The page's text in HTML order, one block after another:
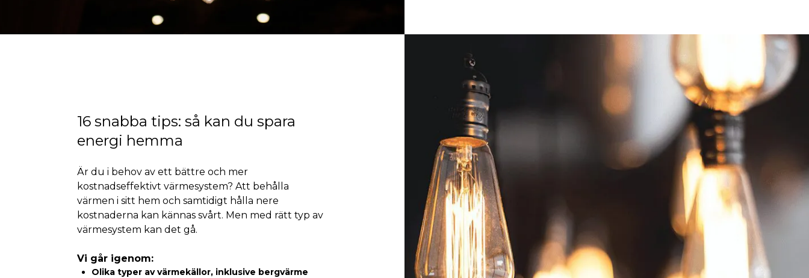
16 snabba tips: så kan du spara
energi hemma
Är du i behov av ett bättre och mer
kostnadseffektivt värmesystem? Att behålla
värmen i sitt hem och samtidigt hålla nere
kostnaderna kan kännas svårt. Men med rätt typ av
värmesystem kan det gå.
Vi går igenom:
Olika typer av värmekällor, inklusive bergvärme